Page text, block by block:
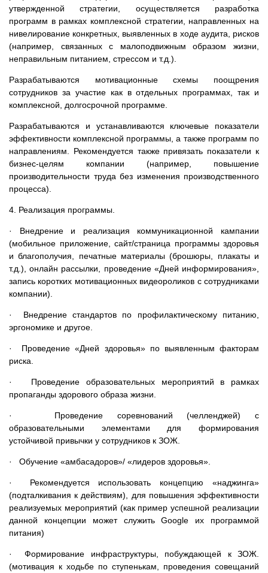
утвержденной стратегии, осуществляется разработка
программ в рамках комплексной стратегии, направленных на
нивелирование конкретных, выявленных в ходе аудита, рисков
(например, связанных с малоподвижным образом жизни,
неправильным питанием, стрессом и т.д.).
Разрабатываются мотивационные схемы поощрения
сотрудников за участие как в отдельных программах, так и
комплексной, долгосрочной программе.
Разрабатываются и устанавливаются ключевые показатели
эффективности комплексной программы, а также программ по
направлениям. Рекомендуется также привязать показатели к
бизнес-целям компании (например, повышение
производительности труда без изменения производственного
процесса).
4. Реализация программы.
· Внедрение и реализация коммуникационной кампании
(мобильное приложение, сайт/страница программы здоровья
и благополучия, печатные материалы (брошюры, плакаты и
т.д.), онлайн рассылки, проведение «Дней информирования»,
запись коротких мотивационных видеороликов с сотрудниками
компании).
· Внедрение стандартов по профилактическому питанию,
эргономике и другое.
· Проведение «Дней здоровья» по выявленным факторам
риска.
· Проведение образовательных мероприятий в рамках
пропаганды здорового образа жизни.
· Проведение соревнований (челленджей) с
образовательными элементами для формирования
устойчивой привычки у сотрудников к ЗОЖ.
· Обучение «амбасадоров»/ «лидеров здоровья».
· Рекомендуется использовать концепцию «наджинга»
(подталкивания к действиям), для повышения эффективности
реализуемых мероприятий (как пример успешной реализации
данной концепции может служить Google их программой
питания)
· Формирование инфраструктуры, побуждающей к ЗОЖ.
(мотивация к ходьбе по ступенькам, проведения совещаний